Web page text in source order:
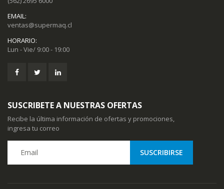
EMAIL:
ventas@supermaq.cl
HORARIO:
Lun - Vie/ 9:00 - 19:00
SUSCRIBETE A NUESTRAS OFERTAS
Recibe la última información de ofertas y promociones,
ingresa tu correo